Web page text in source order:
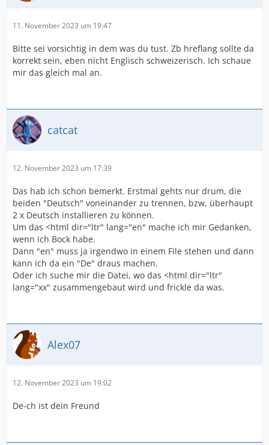
11. November 2023 um 19:47
Bitte sei vorsichtig in dem was du tust. Zb hreflang sollte da
korrekt sein, eben nicht Englisch schweizerisch. Ich schaue
mir das gleich mal an.
catcat
12. November 2023 um 17:39
Das hab ich schon bemerkt. Erstmal gehts nur drum, die
beiden "Deutsch" voneinander zu trennen, bzw, überhaupt
2 x Deutsch installieren zu können.
Um das <html dir="ltr" lang="en" mache ich mir Gedanken,
wenn ich Bock habe.
Dann "en" muss ja irgendwo in einem File stehen und dann
kann ich da ein "De" draus machen.
Oder ich suche mir die Datei, wo das <html dir="ltr"
lang="xx" zusammengebaut wird und frickle da was.
Alex07
12. November 2023 um 19:02
De-ch ist dein Freund